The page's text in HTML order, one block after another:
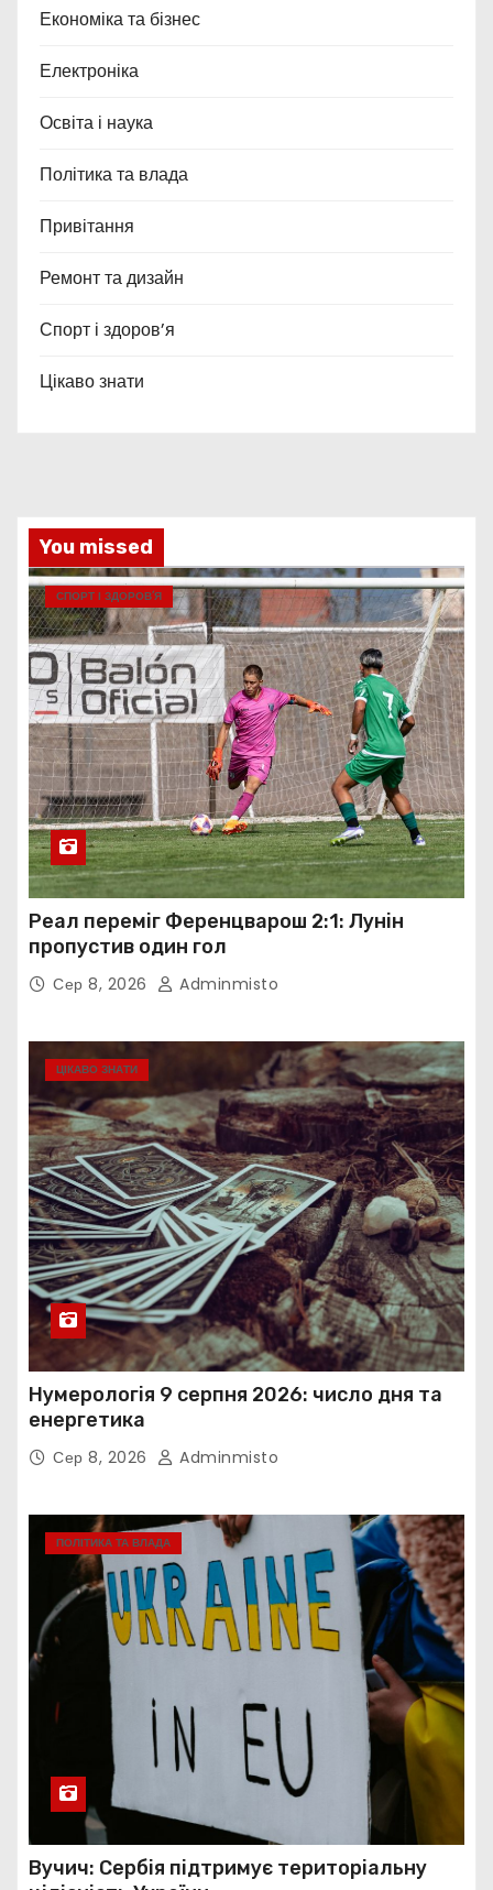
Економіка та бізнес
Електроніка
Освіта і наука
Політика та влада
Привітання
Ремонт та дизайн
Спорт і здоров’я
Цікаво знати
You missed
СПОРТ І ЗДОРОВ’Я
Реал переміг Ференцварош 2:1: Лунін
пропустив один гол
Сер 8, 2026 Adminmisto
ЦІКАВО ЗНАТИ
Нумерологія 9 серпня 2026: число дня та
енергетика
Сер 8, 2026 Adminmisto
ПОЛІТИКА ТА ВЛАДА
Вучич: Сербія підтримує територіальну